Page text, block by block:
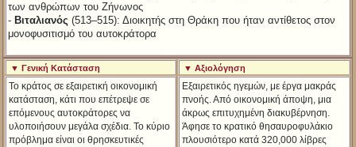
των ανθρώπων του Ζήνωνος
- Βιταλιανός (513–515): Διοικητής στη Θράκη που ήταν αντίθετος στον
μονοφυσιτισμό του αυτοκράτορα
▼ Γενική Κατάσταση ▼ Αξιολόγηση
Το κράτος σε εξαιρετική οικονομική
κατάσταση, κάτι που επέτρεψε σε
επόμενους αυτοκράτορες να
υλοποιήσουν μεγάλα σχέδια. Το κύριο
πρόβλημα είναι οι θρησκευτικές
Εξαιρετικός ηγεμών, με έργα μακράς
πνοής. Από οικονομική άποψη, μια
άκρως επιτυχημένη διακυβέρνηση.
Άφησε το κρατικό θησαυροφυλάκιο
πλουσιότερο κατά 320,000 λίβρες